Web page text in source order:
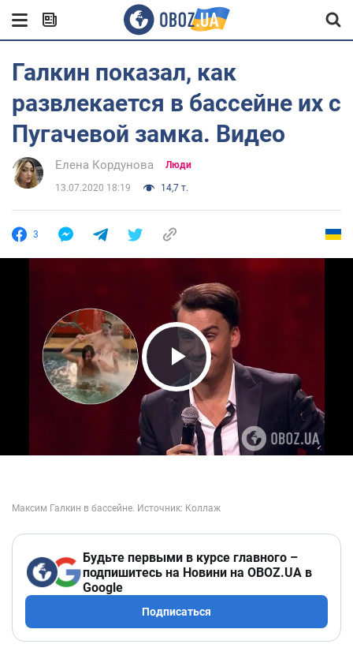
Галкин показал, как
развлекается в бассейне их с
Пугачевой замка. Видео
Елена Кордунова Люди
13.07.2020 18:19 14,7 т.
3
Play Video
Будьте первыми в курсе главного –
подпишитесь на Новини на OBOZ.UA в
Google
Подписаться